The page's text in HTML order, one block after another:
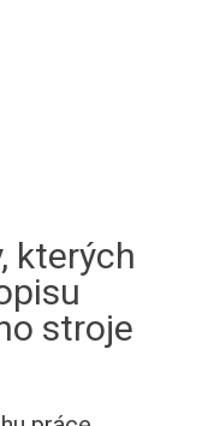
kterých
stroje